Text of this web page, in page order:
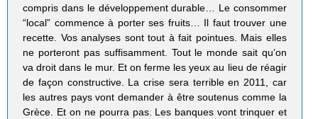
compris dans le développement durable… Le consommer
“local” commence à porter ses fruits… Il faut trouver une
recette. Vos analyses sont tout à fait pointues. Mais elles
ne porteront pas suffisamment. Tout le monde sait qu’on
va droit dans le mur. Et on ferme les yeux au lieu de réagir
de façon constructive. La crise sera terrible en 2011, car
les autres pays vont demander à être soutenus comme la
Grèce. Et on ne pourra pas. Les banques vont trinquer et